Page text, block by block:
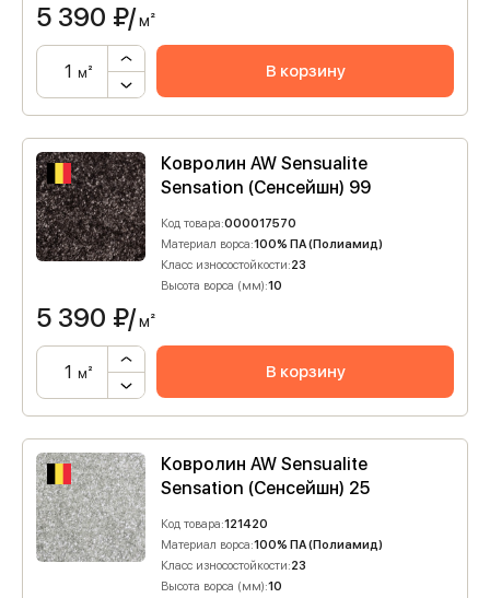
5 390 ₽/м²
м² В корзину
Ковролин AW Sensualite
Sensation (Сенсейшн) 99
Код товара:000017570
Материал ворса:100% ПА (Полиамид)
Класс износостойкости:23
Высота ворса (мм):10
5 390 ₽/м²
м² В корзину
Ковролин AW Sensualite
Sensation (Сенсейшн) 25
Код товара:121420
Материал ворса:100% ПА (Полиамид)
Класс износостойкости:23
Высота ворса (мм):10